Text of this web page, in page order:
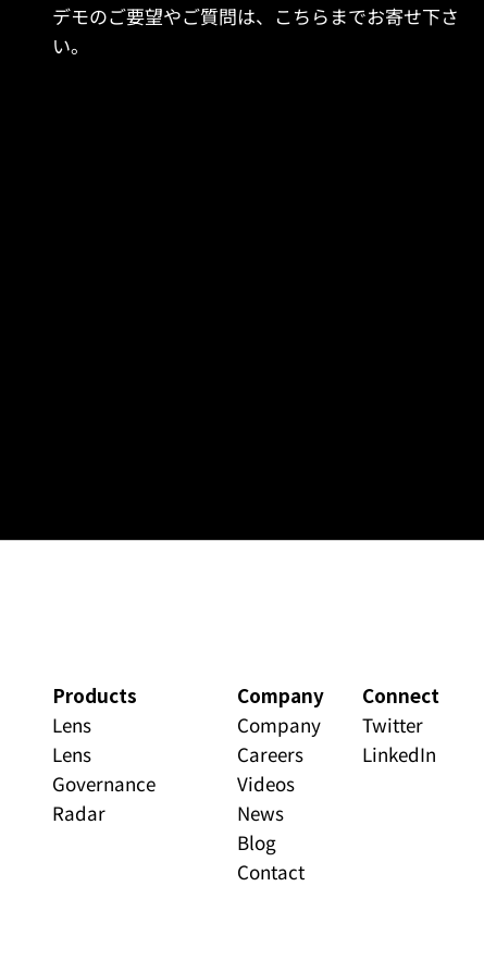
デモのご要望やご質問は、こちらまでお寄せ下さ
い。
Products
Lens
Lens
Governance
Radar
Company
Company
Careers
Videos
News
Blog
Contact
Connect
Twitter
LinkedIn